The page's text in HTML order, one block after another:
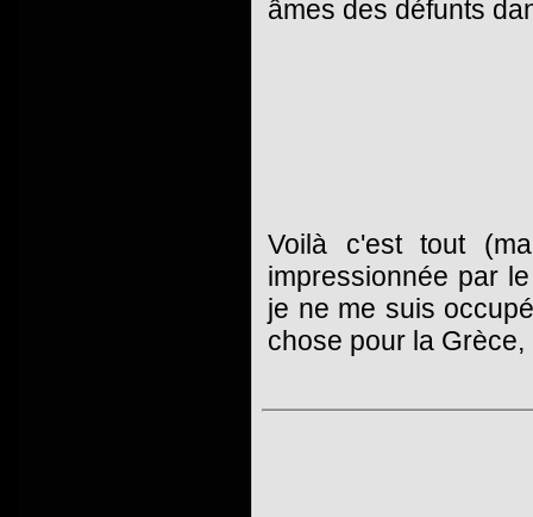
âmes des défunts
Voilà c'est tout
impressionnée par
je ne me suis
chose pour la